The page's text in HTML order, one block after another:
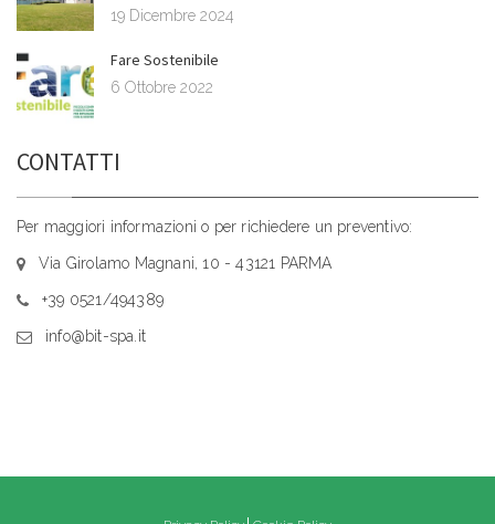
19 Dicembre 2024
Fare Sostenibile
6 Ottobre 2022
CONTATTI
Per maggiori informazioni o per richiedere un preventivo:
Via Girolamo Magnani, 10 - 43121 PARMA
+39 0521/494389
info@bit-spa.it